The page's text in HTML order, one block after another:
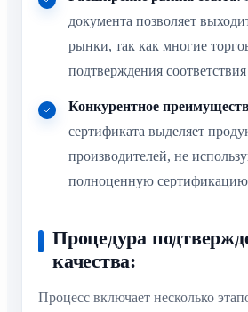
документа позволяет
рынки, так как многие
подтверждения
Конкурентное
сертификата выделяет
производителей, не
полноценную
Процедура
качества:
Процесс включает несколько